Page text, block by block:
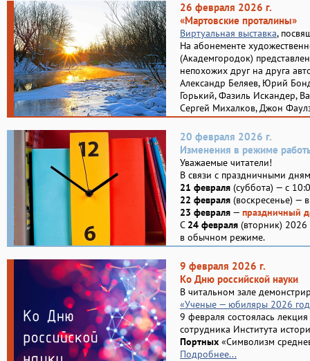
26 февраля 2026 г.
«Мартовские проталины»
Виртуальная выставка,
На абонементе
(Академгородок)
непохожих друг на друга
Александр Беляев, Юрий
Горький, Фазиль Искандер,
Сергей Михалков, Джон
20 февраля 2026 г.
Изменения в режиме
Уважаемые читатели!
В связи с праздничными
21 февраля (суббота) — с
22 февраля (воскресенье) —
23 февраля — праздничный
С 24 февраля (вторник)
в обычном режиме.
9 февраля 2026 г.
Ко Дню российской науки
В читальном зале
«Ученые — юбиляры 2026
9 февраля состоялась
сотрудника Института
Портных «Символизм
Подробнее...